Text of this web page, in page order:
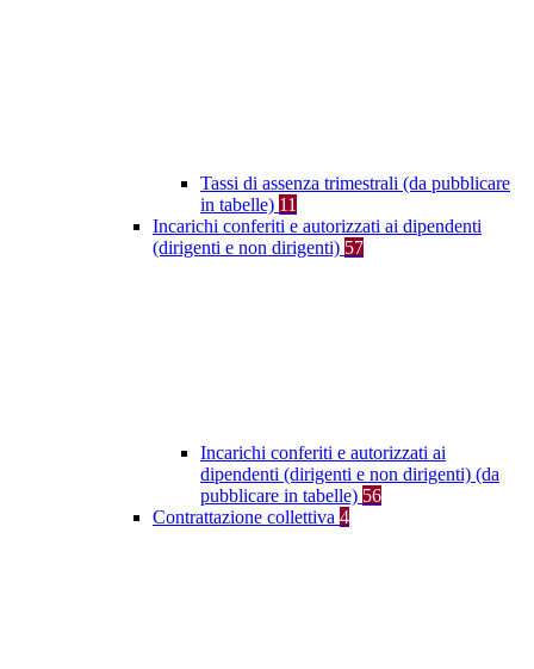
Tassi di assenza trimestrali (da pubblicare
in tabelle) 11
Incarichi conferiti e autorizzati ai dipendenti
(dirigenti e non dirigenti) 57
Incarichi conferiti e autorizzati ai
dipendenti (dirigenti e non dirigenti) (da
pubblicare in tabelle) 56
Contrattazione collettiva 4